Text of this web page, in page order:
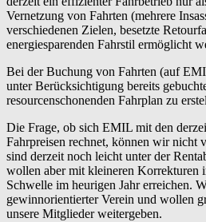
Vernetzung von Fahrten (mehrere
verschiedenen Zielen, besetzte
energiesparenden Fahrstil ermöglicht
Bei der Buchung von Fahrten (auf
unter Berücksichtigung bereits
resourcenschonenden Fahrplan zu
Die Frage, ob sich EMIL mit den
Fahrpreisen rechnet, können wir nicht
sind derzeit noch leicht unter der
wollen aber mit kleineren Korrekturen
Schwelle im heurigen Jahr erreichen.
gewinnorientierter Verein und wollen
unsere Mitglieder weitergeben.